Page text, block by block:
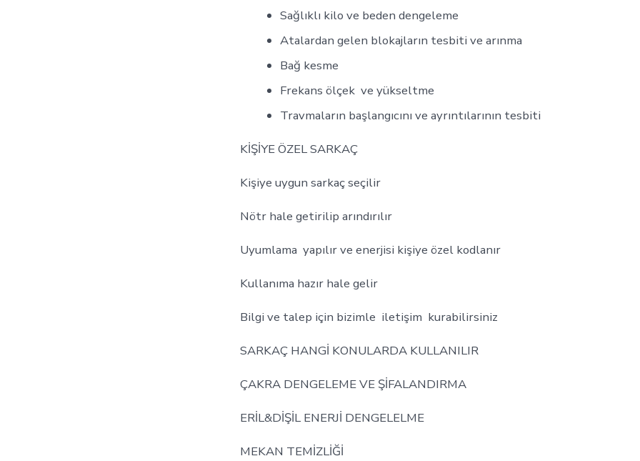
Sağlıklı kilo ve beden dengeleme
Atalardan gelen blokajların tesbiti ve arınma
Bağ kesme
Frekans ölçek ve yükseltme
Travmaların başlangıcını ve ayrıntılarının tesbiti
KİŞİYE ÖZEL SARKAÇ
Kişiye uygun sarkaç seçilir
Nötr hale getirilip arındırılır
Uyumlama yapılır ve enerjisi kişiye özel kodlanır
Kullanıma hazır hale gelir
Bilgi ve talep için bizimle iletişim kurabilirsiniz
SARKAÇ HANGİ KONULARDA KULLANILIR
ÇAKRA DENGELEME VE ŞİFALANDIRMA
ERİL&DİŞİL ENERJİ DENGELELME
MEKAN TEMİZLİĞİ